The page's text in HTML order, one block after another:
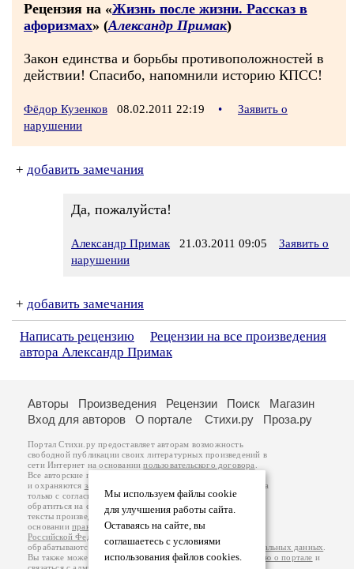
Рецензия на «Жизнь после жизни. Рассказ в
афоризмах» (Александр Примак)
Закон единства и борьбы противоположностей в
действии! Спасибо, напомнили историю КПСС!
Фёдор Кузенков 08.02.2011 22:19 •
Заявить о
нарушении
+ добавить замечания
Да, пожалуйста!
Александр Примак 21.03.2011 09:05
Заявить о
нарушении
+ добавить замечания
Написать рецензию
Рецензии на все произведения
автора Александр Примак
Мы используем файлы cookie
для улучшения работы сайта.
Оставаясь на сайте, вы
соглашаетесь с условиями
использования файлов cookies.
Авторы Произведения Рецензии Поиск
Магазин
Вход для авторов
О портале Стихи.ру Проза.ру
Портал Стихи.ру предоставляет авторам возможность
свободной публикации своих литературных произведений в
сети Интернет на основаниипользовательского договора
Все авторские права на произведения принадлежат авторам
и охраняются законом
. Перепечатка произведений возможна
только с согласия его автора, к которому вы можете
обратиться на его авторской странице. Ответственность за
тексты произведений авторы несут самостоятельно на
основанииправил публикацииизаконодательства
Российской Федерации
обрабатываются на основанииПолитики обработки персональных данных
Вы также можете посмотреть более подробнуюинформацию о портале и